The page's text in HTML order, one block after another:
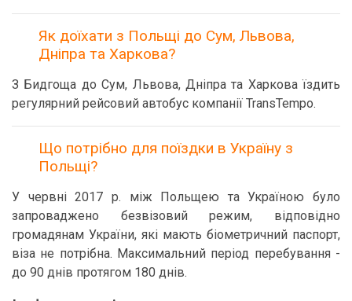
Як доїхати з Польщі до Сум, Львова,
Дніпра та Харкова?
З Бидгоща до Сум, Львова, Дніпра та Харкова їздить
регулярний рейсовий автобус компанії TransTempo.
Що потрібно для поїздки в Україну з
Польщі?
У червні 2017 р. між Польщею та Україною було
запроваджено безвізовий режим, відповідно
громадянам України, які мають біометричний паспорт,
віза не потрібна. Максимальний період перебування -
до 90 днів протягом 180 днів.